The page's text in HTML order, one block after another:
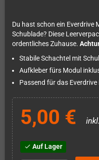
Du hast schon ein Everdrive
Schublade? Diese
ordentliches Zuhause.
Stabile Schachtel mit
Aufkleber fürs Modul
Passend für das Everdrive
5,00 €
check Auf Lager